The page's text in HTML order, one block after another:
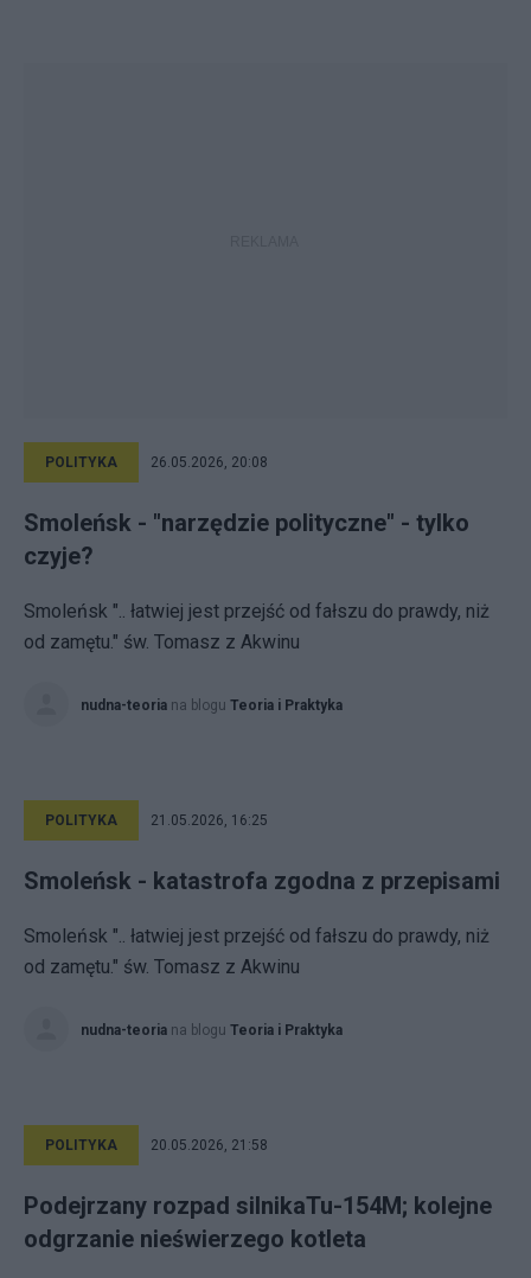
POLITYKA 26.05.2026, 20:08
Smoleńsk - "narzędzie polityczne" - tylko
czyje?
Smoleńsk ".. łatwiej jest przejść od fałszu do prawdy, niż
od zamętu." św. Tomasz z Akwinu
nudna-teoria na blogu Teoria i Praktyka
POLITYKA 21.05.2026, 16:25
Smoleńsk - katastrofa zgodna z przepisami
Smoleńsk ".. łatwiej jest przejść od fałszu do prawdy, niż
od zamętu." św. Tomasz z Akwinu
nudna-teoria na blogu Teoria i Praktyka
POLITYKA 20.05.2026, 21:58
Podejrzany rozpad silnikaTu-154M; kolejne
odgrzanie nieświerzego kotleta